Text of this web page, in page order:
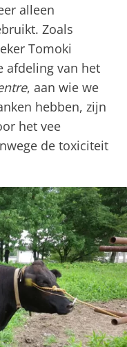
alleen
Zoals
Tomoki
afdeling van het
, aan wie we
hebben, zijn
het vee
de toxiciteit